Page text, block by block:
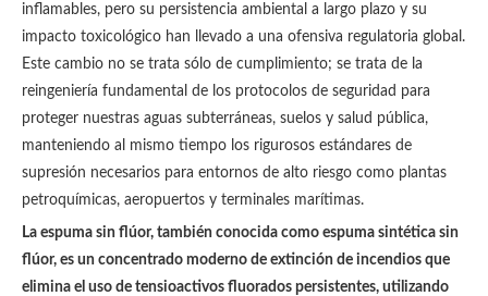
inflamables, pero su persistencia ambiental a largo plazo y su
impacto toxicológico han llevado a una ofensiva regulatoria global.
Este cambio no se trata sólo de cumplimiento; se trata de la
reingeniería fundamental de los protocolos de seguridad para
proteger nuestras aguas subterráneas, suelos y salud pública,
manteniendo al mismo tiempo los rigurosos estándares de
supresión necesarios para entornos de alto riesgo como plantas
petroquímicas, aeropuertos y terminales marítimas.
La espuma sin flúor, también conocida como espuma sintética sin
flúor, es un concentrado moderno de extinción de incendios que
elimina el uso de tensioactivos fluorados persistentes, utilizando